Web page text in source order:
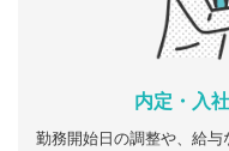
内定・入
勤務開始日の調整や、給与